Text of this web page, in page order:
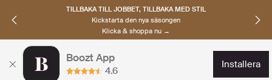
TILLBAKA TILL JOBBET, TILLBAKA MED STIL
Kickstarta den nya säsongen
Klicka & shoppa nu →
Boozt App
4.6
installera